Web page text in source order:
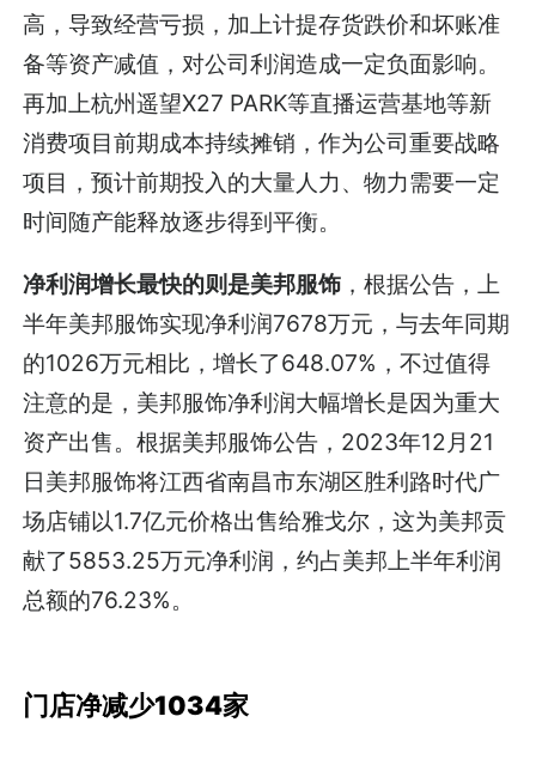
高，导致经营亏损，加上计提存货跌价和坏账准
备等资产减值，对公司利润造成一定负面影响。
再加上杭州遥望X27 PARK等直播运营基地等新
消费项目前期成本持续摊销，作为公司重要战略
项目，预计前期投入的大量人力、物力需要一定
时间随产能释放逐步得到平衡。
净利润增长最快的则是美邦服饰 ，根据公告，上
半年美邦服饰实现净利润7678万元，与去年同期
的1026万元相比，增长了648.07%，不过值得
注意的是，美邦服饰净利润大幅增长是因为重大
资产出售。根据美邦服饰公告，2023年12月21
日美邦服饰将江西省南昌市东湖区胜利路时代广
场店铺以1.7亿元价格出售给雅戈尔，这为美邦贡
献了5853.25万元净利润，约占美邦上半年利润
总额的76.23%。
门店净减少1034家